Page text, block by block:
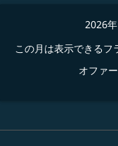
2026
この月は表示できるフ
オファ